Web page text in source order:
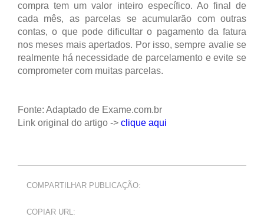
compra tem um valor inteiro específico. Ao final de
cada mês, as parcelas se acumularão com outras
contas, o que pode dificultar o pagamento da fatura
nos meses mais apertados. Por isso, sempre avalie se
realmente há necessidade de parcelamento e evite se
comprometer com muitas parcelas.
Fonte: Adaptado de Exame.com.br
Link original do artigo -> clique aqui
COMPARTILHAR PUBLICAÇÃO:
COPIAR URL: